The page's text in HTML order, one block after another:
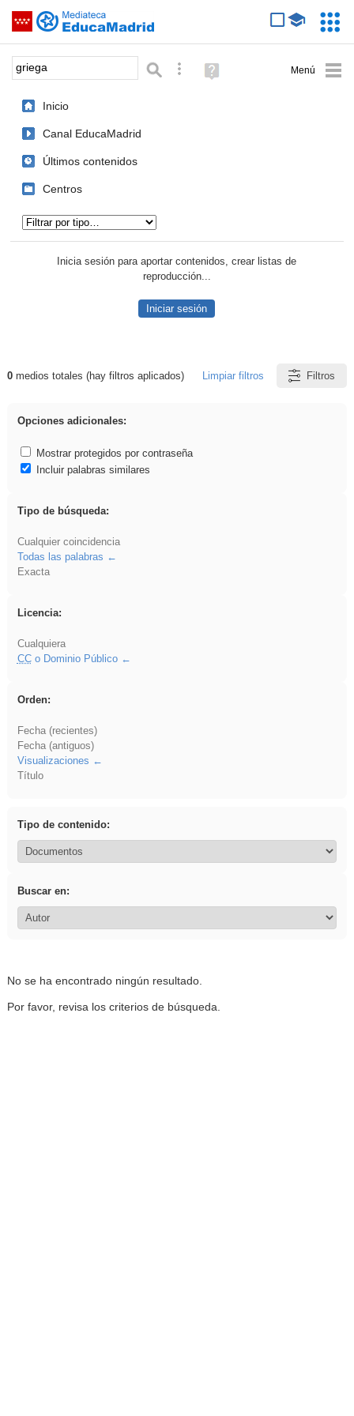
Saltar navegación
Palabra o frase: Búsqueda avanzada
Ayuda
(en
Inicio
Canal EducaMadrid
Últimos contenidos
Centros
Inicia sesión para aportar contenidos, crear listas de
reproducción...
Iniciar sesión
Resultados de: griega
0medios totales (hay filtros aplicados) Limpiar filtros Filtros
Opciones adicionales:
Mostrar protegidos por contraseña
Incluir palabras similares
Tipo de búsqueda:
Cualquier coincidencia
Todas las palabras
Exacta
Licencia:
Cualquiera
CCo Dominio Público
Orden:
Fecha (recientes)
Fecha (antiguos)
Visualizaciones
Título
Tipo de contenido:
Buscar en:
No se ha encontrado ningún resultado.
Por favor, revisa los criterios de búsqueda.